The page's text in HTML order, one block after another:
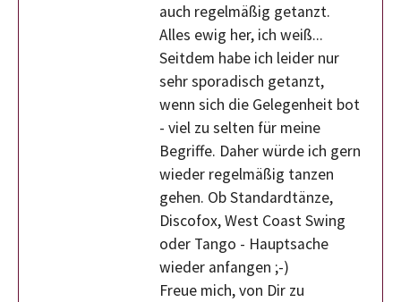
auch regelmäßig getanzt.
Alles ewig her, ich weiß...
Seitdem habe ich leider nur
sehr sporadisch getanzt,
wenn sich die Gelegenheit bot
- viel zu selten für meine
Begriffe. Daher würde ich gern
wieder regelmäßig tanzen
gehen. Ob Standardtänze,
Discofox, West Coast Swing
oder Tango - Hauptsache
wieder anfangen ;-)
Freue mich, von Dir zu